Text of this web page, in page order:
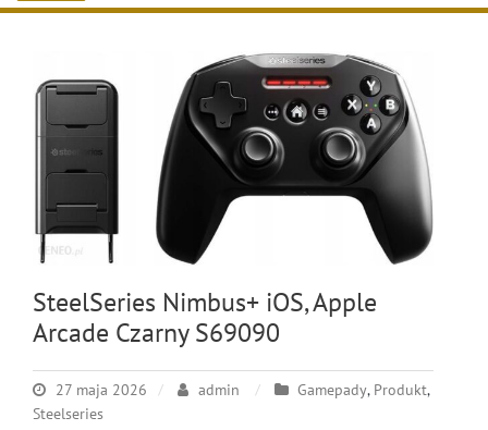
SteelSeries Nimbus+ iOS, Apple
Arcade Czarny S69090
27 maja 2026 admin Gamepady, Produkt,
Steelseries